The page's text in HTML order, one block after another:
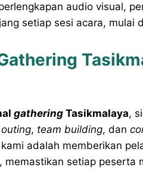
audio visual,
setiap sesi acara, mulai
gathering Tasikmalaya,
outing, team building, dan
adalah memberikan
setiap peserta